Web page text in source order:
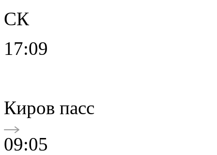
СК
17:09
Киров пасс
09:05